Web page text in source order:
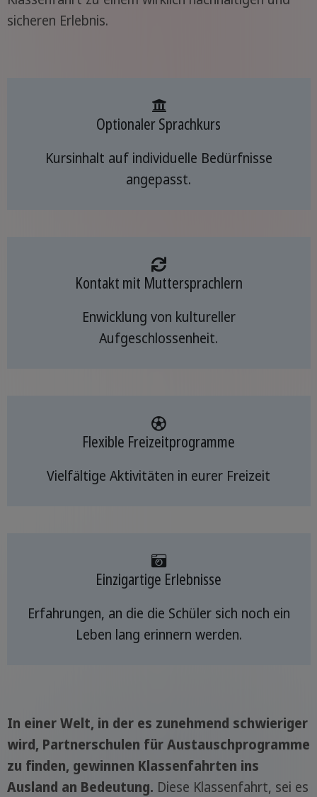
sicheren Erlebnis.
Optionaler Sprachkurs
Kursinhalt auf individuelle Bedürfnisse
angepasst.
Kontakt mit Muttersprachlern
Enwicklung von kultureller
Aufgeschlossenheit.
Flexible Freizeitprogramme
Vielfältige Aktivitäten in eurer Freizeit
Einzigartige Erlebnisse
Erfahrungen, an die die Schüler sich noch ein
Leben lang erinnern werden.
In einer Welt, in der es zunehmend schwieriger
wird, Partnerschulen für Austauschprogramme
zu finden, gewinnen Klassenfahrten ins
Ausland an Bedeutung. Diese Klassenfahrt, sei es